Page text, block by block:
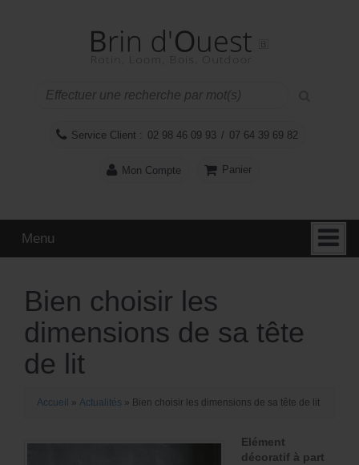
Service Client : 02 98 46 09 93 / 07 64 39 69 82
Mon Compte Panier
Menu
Bien choisir les
dimensions de sa tête
de lit
Accueil » Actualités » Bien choisir les dimensions de sa tête de lit
Elément
décoratif à part